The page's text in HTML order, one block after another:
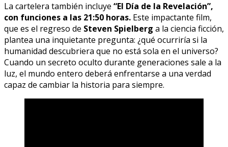
La cartelera también incluye “El Día de la Revelación”,
con funciones a las 21:50 horas. Este impactante film,
que es el regreso de Steven Spielberg a la ciencia ficción,
plantea una inquietante pregunta: ¿qué ocurriría si la
humanidad descubriera que no está sola en el universo?
Cuando un secreto oculto durante generaciones sale a la
luz, el mundo entero deberá enfrentarse a una verdad
capaz de cambiar la historia para siempre.